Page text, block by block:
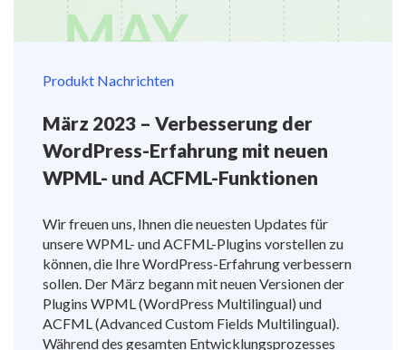
Produkt Nachrichten
März 2023 – Verbesserung der
WordPress-Erfahrung mit neuen
WPML- und ACFML-Funktionen
Wir freuen uns, Ihnen die neuesten Updates für
unsere WPML- und ACFML-Plugins vorstellen zu
können, die Ihre WordPress-Erfahrung verbessern
sollen. Der März begann mit neuen Versionen der
Plugins WPML (WordPress Multilingual) und
ACFML (Advanced Custom Fields Multilingual).
Während des gesamten Entwicklungsprozesses